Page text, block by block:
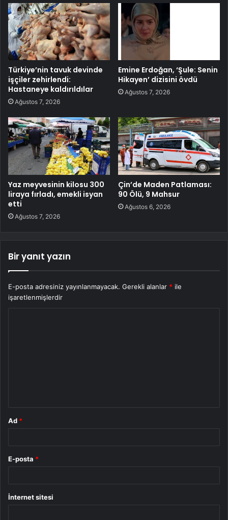
Türkiye’nin tavuk devinde
işçiler zehirlendi:
Hastaneye kaldırıldılar
Ağustos 7, 2026
Emine Erdoğan, ‘Şule: Senin
Hikayen’ dizisini övdü
Ağustos 7, 2026
Yaz meyvesinin kilosu 300
liraya fırladı, emekli isyan
etti
Ağustos 7, 2026
Çin’de Maden Patlaması:
90 Ölü, 9 Mahsur
Ağustos 6, 2026
Bir yanıt yazın
E-posta adresiniz yayınlanmayacak. Gerekli alanlar * ile
işaretlenmişlerdir
Ad *
E-posta *
İnternet sitesi